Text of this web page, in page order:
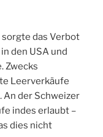
sorgte das Verbot
den USA und
Zwecks
Leerverkäufe
der Schweizer
indes erlaubt –
dies nicht